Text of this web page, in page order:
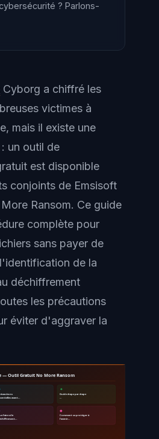
? Parlons-
Cyborg a chiffré les
victimes à
mais il existe une
un outil de
est disponible
conjoints de Emsisoft
Ransom. Ce guide
complète pour
sans payer de
de la
déchiffrement
les précautions
éviter d'aggraver la
— Outil Gratuit No More Ransom
avant…
🔸
Guide étape par étape
faire si le
◆
Comment se protéger à
l'avenir…